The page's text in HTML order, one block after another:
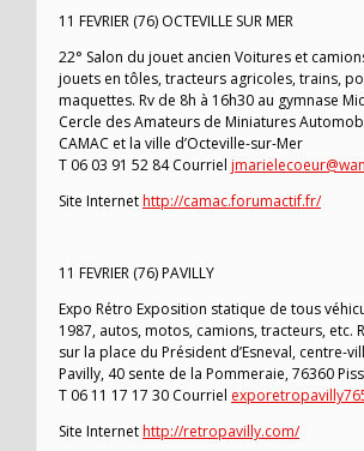
11 FEVRIER (76) OCTEVILLE SUR MER
22° Salon du jouet ancien Voitures et
jouets en tôles, tracteurs agricoles, trains,
maquettes. Rv de 8h à 16h30 au gymnase
Cercle des Amateurs de Miniatures
CAMAC et la ville d’Octeville-sur-Mer
T 06 03 91 52 84 Courriel
Site Internethttp://camac.forumactif.fr/
11 FEVRIER (76) PAVILLY
Expo Rétro Exposition statique de tous
1987, autos, motos, camions, tracteurs, etc.
sur la place du Président d’Esneval, centre-
Pavilly, 40 sente de la Pommeraie, 76360
T 06 11 17 17 30 Courriel
Site Internethttp://retropavilly.com/